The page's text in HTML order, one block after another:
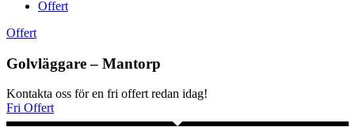
Offert
Offert
Golvläggare – Mantorp
Kontakta oss för en fri offert redan idag!
Fri Offert